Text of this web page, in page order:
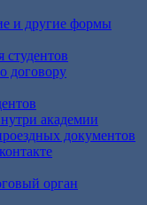
и другие формы
договору
академии
документов
орган